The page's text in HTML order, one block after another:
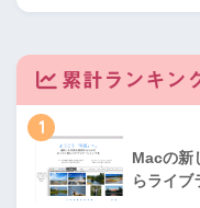
累計ランキン
1
Macの新
らライブ